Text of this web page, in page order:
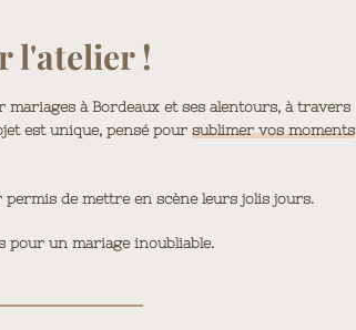
l'atelier !
à Bordeaux et ses alentours, à travers
est unique, pensé pour sublimer vos moments
de mettre en scène leurs jolis jours.
pour un mariage inoubliable.